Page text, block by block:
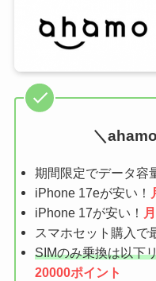
＼
期間限定でデータ容
iPhone 17eが安い！
iPhone 17が安い！
スマホセット購入で
SIMのみ乗換は以下
20000ポイント